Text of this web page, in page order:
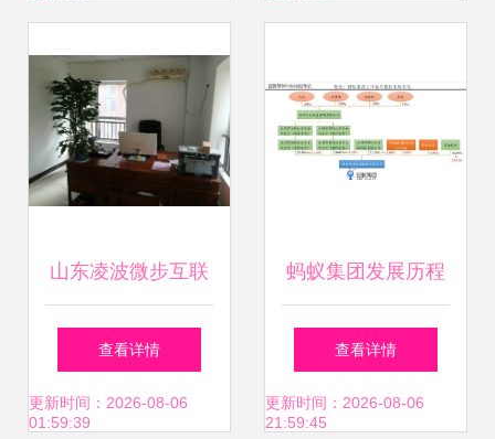
未来
山东凌波微步互联
网科技 软硬融合，
智创未来
查看详情
更新时间：2026-08-06
01:59:39
蚂蚁集团发展历程
股权架构 财务表现
业务版图 运营模式
查看详情
更新时间：2026-08-06
21:59:45